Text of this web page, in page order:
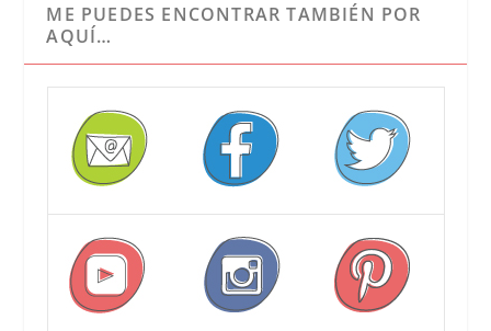
ME PUEDES ENCONTRAR TAMBIÉN POR
AQUÍ…